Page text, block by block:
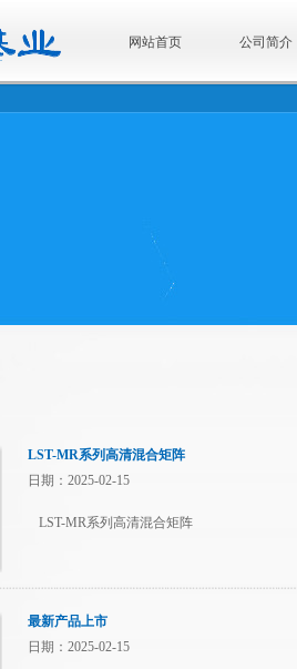
网站首页 公司简介
LST-MR系列高清混合矩阵
日期：2025-02-15
LST-MR系列高清混合矩阵
最新产品上市
日期：2025-02-15